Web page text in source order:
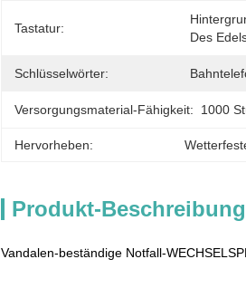
Tastatur:
Des
Schlüsselwörter:
Versorgungsmaterial-Fähigkeit: 1000
Hervorheben:
Produkt-Beschreibung
Vandalen-beständige Notfall-